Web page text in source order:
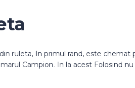
ruleta, In primul rand, este
Campion. In la acest Folosind